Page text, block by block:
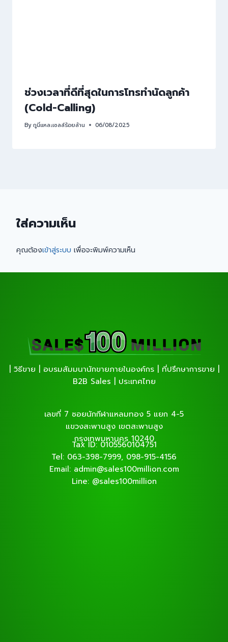
ช่วงเวลาที่ดีที่สุดในการโทรทำนัดลูกค้า
(Cold-Calling)
Byกูนี่แหละเซลล์ร้อยล้าน 06/08/2025
ใส่ความเห็น
คุณต้องเข้าสู่ระบบ เพื่อจะพิมพ์ความเห็น
| วิธีขาย | อบรมสัมมนานักขายภายในองค์กร | ที่ปรึกษาการขาย |
B2B Sales | ประเทศไทย
เลขที่ 7 ซอยนักกีฬาแหลมทอง 5 แยก 4-5
แขวงสะพานสูง เขตสะพานสูง
กรุงเทพมหานคร 10240
Tax ID: 0105560104751
Tel: 063-398-7999, 098-915-4156
Email: admin@sales100million.com
Line: @sales100million